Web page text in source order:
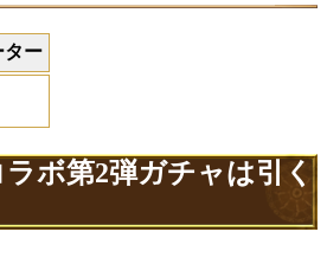
ター
ボ第2弾ガチャは引く